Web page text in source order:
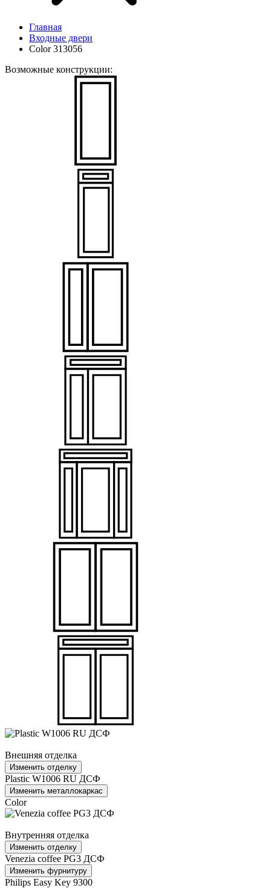
Главная
Входные двери
Color 313056
Возможные конструкции:
Внешняя отделка
Изменить отделку
Plastic W1006 RU ДСФ
Изменить металлокаркас
Color
Внутренняя отделка
Изменить отделку
Venezia coffee PG3 ДСФ
Изменить фурнитуру
Philips Easy Key 9300